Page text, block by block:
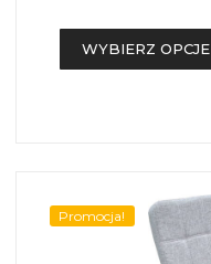
WYBIERZ OPCJE
Promocja!